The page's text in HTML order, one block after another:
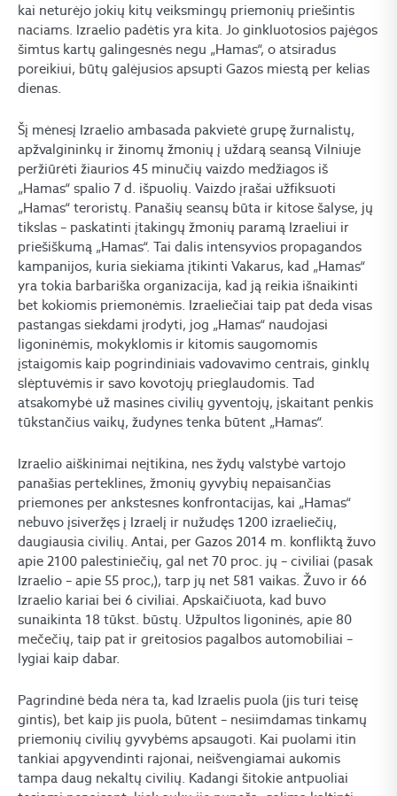
kai neturėjo jokių kitų veiksmingų priemonių priešintis
naciams. Izraelio padėtis yra kita. Jo ginkluotosios pajėgos
šimtus kartų galingesnės negu „Hamas“, o atsiradus
poreikiui, būtų galėjusios apsupti Gazos miestą per kelias
dienas.
Šį mėnesį Izraelio ambasada pakvietė grupę žurnalistų,
apžvalgininkų ir žinomų žmonių į uždarą seansą Vilniuje
peržiūrėti žiaurios 45 minučių vaizdo medžiagos iš
„Hamas“ spalio 7 d. išpuolių. Vaizdo įrašai užfiksuoti
„Hamas“ teroristų. Panašių seansų būta ir kitose šalyse, jų
tikslas – paskatinti įtakingų žmonių paramą Izraeliui ir
priešiškumą „Hamas“. Tai dalis intensyvios propagandos
kampanijos, kuria siekiama įtikinti Vakarus, kad „Hamas“
yra tokia barbariška organizacija, kad ją reikia išnaikinti
bet kokiomis priemonėmis. Izraeliečiai taip pat deda visas
pastangas siekdami įrodyti, jog „Hamas“ naudojasi
ligoninėmis, mokyklomis ir kitomis saugomomis
įstaigomis kaip pogrindiniais vadovavimo centrais, ginklų
slėptuvėmis ir savo kovotojų prieglaudomis. Tad
atsakomybė už masines civilių gyventojų, įskaitant penkis
tūkstančius vaikų, žudynes tenka būtent „Hamas“.
Izraelio aiškinimai neįtikina, nes žydų valstybė vartojo
panašias perteklines, žmonių gyvybių nepaisančias
priemones per ankstesnes konfrontacijas, kai „Hamas“
nebuvo įsiveržęs į Izraelį ir nužudęs 1200 izraeliečių,
daugiausia civilių. Antai, per Gazos 2014 m. konfliktą žuvo
apie 2100 palestiniečių, gal net 70 proc. jų – civiliai (pasak
Izraelio – apie 55 proc,), tarp jų net 581 vaikas. Žuvo ir 66
Izraelio kariai bei 6 civiliai. Apskaičiuota, kad buvo
sunaikinta 18 tūkst. būstų. Užpultos ligoninės, apie 80
mečečių, taip pat ir greitosios pagalbos automobiliai –
lygiai kaip dabar.
Pagrindinė bėda nėra ta, kad Izraelis puola (jis turi teisę
gintis), bet kaip jis puola, būtent – nesiimdamas tinkamų
priemonių civilių gyvybėms apsaugoti. Kai puolami itin
tankiai apgyvendinti rajonai, neišvengiamai aukomis
tampa daug nekaltų civilių. Kadangi šitokie antpuoliai